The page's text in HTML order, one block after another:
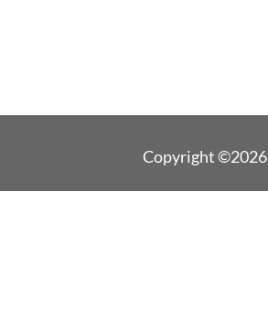
Copyright ©2026